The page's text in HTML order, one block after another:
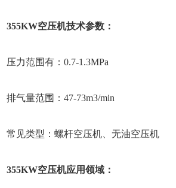
355KW空压机技术参数：
压力范围有：0.7-1.3MPa
排气量范围：47-73m3/min
常见类型：螺杆空压机、无油空压机
355KW空压机应用领域：